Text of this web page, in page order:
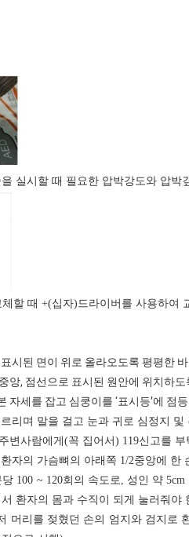
실시할 때 필요한 압박강도와 압박
체할 때 +(십자)드라이버를 사용하여
표시된 면이 위로 올라오도록 평평한
중앙, 점선으로 표시된 원안에 위치하도
자세를 잡고 심쿵이를 ‘표시등’에 점등
리며 말을 걸고 눈과 귀로 심정지
주변사람에게 (꼭 집어서 ) 119신고를
자의 가슴뼈의 아래쪽 1/2중앙에 한
당 100 ~ 120회의 속도로, 성인 약 5cm
환자의 몸과 수직이 되게 눌러줘야
머리를 젖혔던 손의 엄지와 검지로